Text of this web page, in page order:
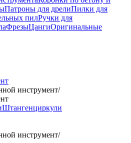
Патроны для дрелиПилки для
пилРучки для
ФрезыЦангиОригинальные
инструмент/
Штангенциркули
инструмент/